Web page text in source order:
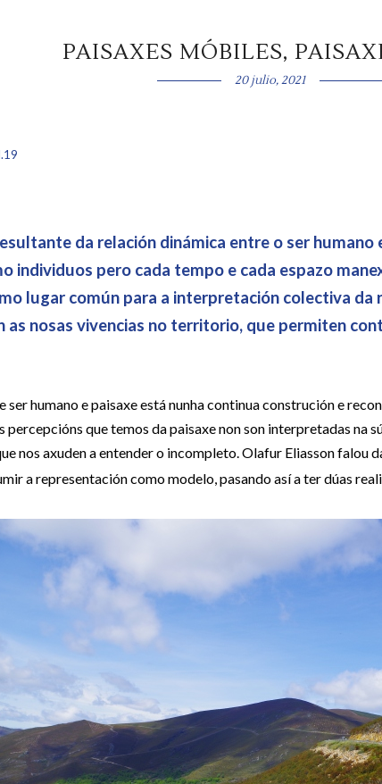
PAISAXES MÓBILES,
20 julio, 2021
da relación dinámica entre o ser
individuos pero cada tempo e cada espazo
lugar común para a interpretación colectiva da
as nosas vivencias no territorio, que permiten
ser humano e paisaxe está nunha continua construción e
percepcións que temos da paisaxe non son interpretadas na
nos axuden a entender o incompleto. Olafur Eliasson falou
a representación como modelo, pasando así a ter dúas